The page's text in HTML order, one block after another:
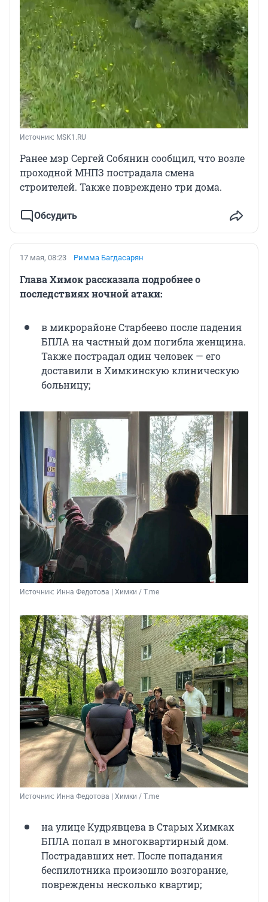
Источник: MSK1.RU
Ранее мэр Сергей Собянин сообщил, чтовозле
проходной МНПЗ пострадала смена
строителей. Также повреждено три дома.
Обсудить
17 мая, 08:23 Римма Багдасарян
Глава Химок рассказала подробнее о
последствиях ночной атаки:
в микрорайоне Старбеево после падения
БПЛА на частный дом погибла женщина.
Также пострадал один человек — его
доставили в Химкинскую клиническую
больницу;
Источник: Инна Федотова | Химки / T.me
Источник: Инна Федотова | Химки / T.me
на улице Кудрявцева в Старых Химках
БПЛА попал в многоквартирный дом.
Пострадавших нет. После попадания
беспилотника произошло возгорание,
повреждены несколько квартир;